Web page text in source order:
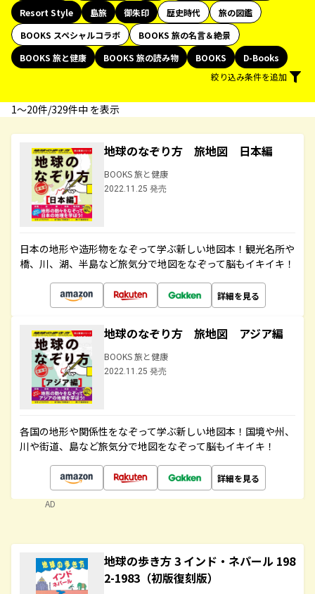
Resort Style
島旅 御朱印 歴史時代
旅の図鑑
BOOKS スペシャルコラボ
BOOKS 旅の名言＆絶景
BOOKS 旅と健康
BOOKS 旅の読み物 BOOKS
D-Books
絞り込み条件を追加
1〜20件/329件中 を表示
地球のなぞり方 旅地図 日本編
BOOKS 旅と健康
2022.11.25 発売
日本の地形や造形物をなぞって学ぶ新しい地図本！観光名所や
橋、川、湖、半島など旅気分で地図をなぞって脳もイキイキ！
詳細を見る
地球のなぞり方 旅地図 アジア編
BOOKS 旅と健康
2022.11.25 発売
各国の地形や関係性をなぞって学ぶ新しい地図本！国境や州、
川や街道、島など旅気分で地図をなぞって脳もイキイキ！
詳細を見る
AD
地球の歩き方 3 インド・ネパール 198
2-1983（初版復刻版）